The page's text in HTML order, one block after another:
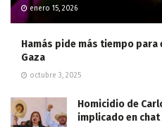
enero 15, 2026
Hamás pide más tiempo
Gaza
octubre 3, 2025
Homicidio de
implicado en